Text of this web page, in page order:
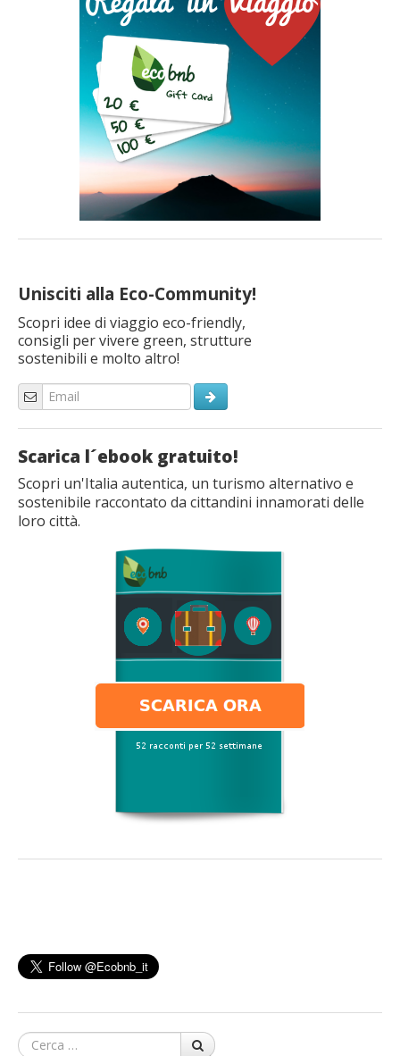
articolo
Unisciti alla Eco-Community!
Scopri idee di viaggio eco-friendly,
consigli per vivere green, strutture
sostenibili e molto altro!
Scarica l´ebook gratuito!
Scopri un'Italia autentica, un turismo alternativo e
sostenibile raccontato da cittandini innamorati delle
loro città.
Cerca